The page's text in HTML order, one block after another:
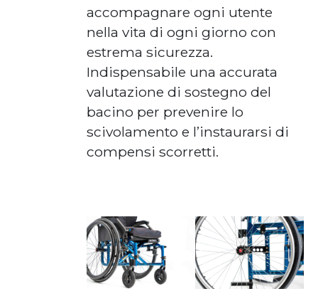
accompagnare ogni utente
nella vita di ogni giorno con
estrema sicurezza.
Indispensabile una accurata
valutazione di sostegno del
bacino per prevenire lo
scivolamento e l’instaurarsi di
compensi scorretti.